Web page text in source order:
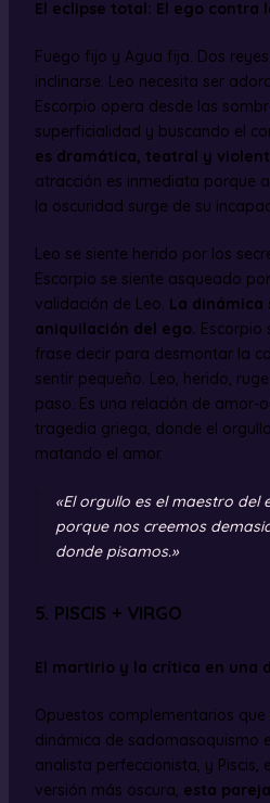
El eclipse total: El ego contra
Fuego fijo y Agua fija. Dos
inclinarse. Leo necesita ser
Escorpio opera desde las
superficialidad y buscando el
es dramática, teatral y
atracción es inmediata porque
la oscuridad surge de su
Leo se siente herido por los
Escorpio se siente asqueado
validación de Leo. La dinámica
aniquilación del ego. Escorpio
frase decir para desmontar la
sentir pequeño. Leo, herido,
paso. Es una relación de amor-
tragedia griega, donde el
matando el amor.
«El orgullo es el maestro del
porque nos creemos
donde pisamos.»
5. PISCIS + VIRGO
El martirio y la crítica en una
Opuestos complementarios
dinámica de sadomasoquismo
analista perfeccionista, y Piscis,
versión más oscura, esta